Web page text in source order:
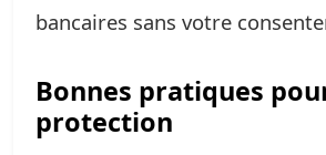
bancaires sans votre
Bonnes pratiques
protection